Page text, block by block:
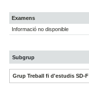
Examens
Informació no disponible
Subgrup
Grup Treball fi d'estudis SD-F